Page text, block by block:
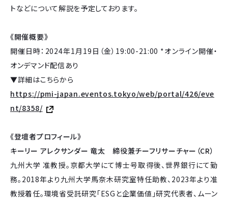
トなどについて解説を予定しております。
《開催概要》
開催日時：2024年1月19日（金）19:00-21:00 *オンライン開催・
オンデマンド配信あり
▼詳細はこちらから
https://pmi-japan.eventos.tokyo/web/portal/426/eve
nt/8358/
《登壇者プロフィール》
キーリー アレクサンダー 竜太 締役兼チーフリサーチャー（CR）
九州大学 准教授。京都大学にて博士号取得後、世界銀行にて勤
務。2018年より九州大学馬奈木研究室特任助教、2023年より准
教授着任。環境省受託研究「ESGと企業価値」研究代表者、ムーン